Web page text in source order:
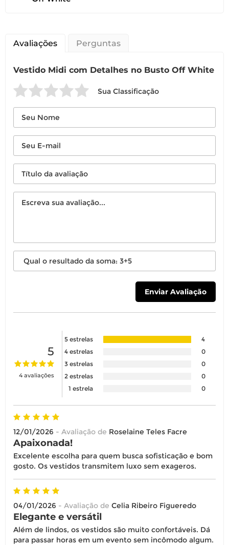
É importante revisar as
Avaliações Perguntas
Vestido Midi com Detalhes no Busto Off White
Sua Classificação
5
4 avaliações
5 estrelas
4
4 estrelas
0
3 estrelas
0
2 estrelas
0
1 estrela
0
12/01/2026 - Avaliação de Roselaine Teles Facre
Apaixonada!
Excelente escolha para quem busca sofisticação e bom
gosto. Os vestidos transmitem luxo sem exageros.
04/01/2026 - Avaliação de Celia Ribeiro Figueredo
Elegante e versátil
Além de lindos, os vestidos são muito confortáveis. D
para passar horas em um evento sem incômodo algum.